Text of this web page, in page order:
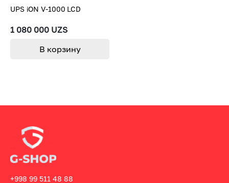
1 080 000 UZS
UPS iON V-1000 LCD
В корзину
+998 99 511 48 88